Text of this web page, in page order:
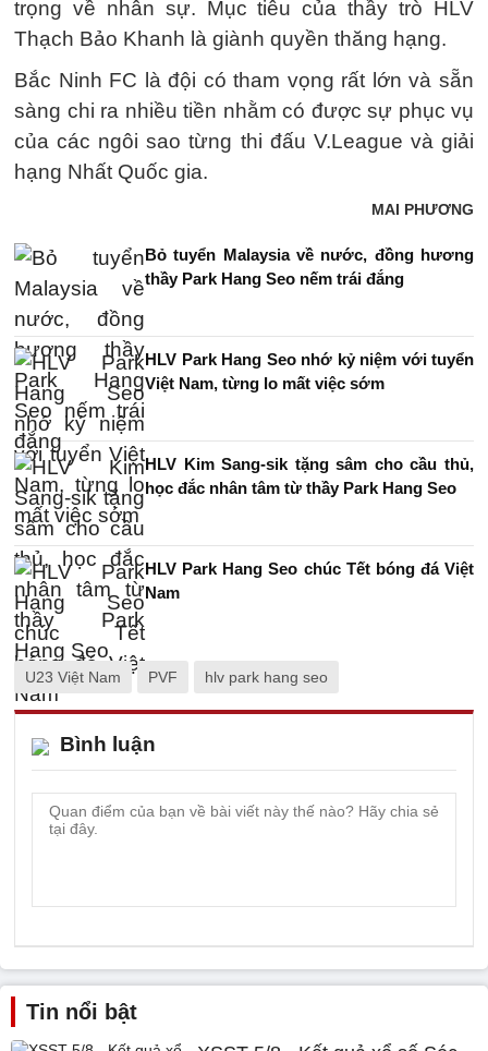
trọng về nhân sự. Mục tiêu của thầy trò HLV
Thạch Bảo Khanh là giành quyền thăng hạng.
Bắc Ninh FC là đội có tham vọng rất lớn và sẵn
sàng chi ra nhiều tiền nhằm có được sự phục vụ
của các ngôi sao từng thi đấu V.League và giải
hạng Nhất Quốc gia.
MAI PHƯƠNG
Bỏ tuyển Malaysia về nước, đồng hương
thầy Park Hang Seo nếm trái đắng
HLV Park Hang Seo nhớ kỷ niệm với tuyển
Việt Nam, từng lo mất việc sớm
HLV Kim Sang-sik tặng sâm cho cầu thủ,
học đắc nhân tâm từ thầy Park Hang Seo
HLV Park Hang Seo chúc Tết bóng đá Việt
Nam
U23 Việt Nam PVF hlv park hang seo
Bình luận
Tin nổi bật